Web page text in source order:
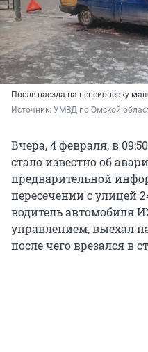
После наезда на пенсионерку
Источник: УМВД по Омской
Вчера, 4 февраля, в
стало известно об
предварительной
пересечении с улицей
водитель автомобиля
управлением, выехал
после чего врезался в